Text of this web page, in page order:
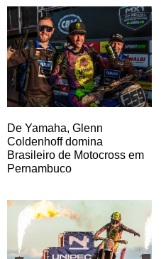
De Yamaha, Glenn
Coldenhoff domina
Brasileiro de Motocross em
Pernambuco